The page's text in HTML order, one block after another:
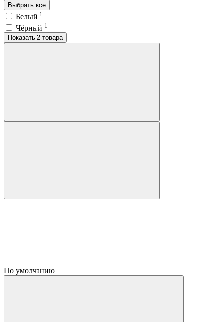
Выбрать все
Белый 1
Чёрный 1
Показать 2 товара
По умолчанию